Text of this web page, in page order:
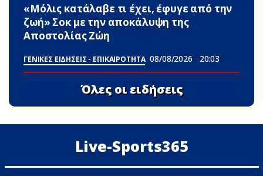
«Μόλις κατάλαβε τι έχει, έφυγε από την
ζωή» Σoκ με την αποκάλυψη της
Αποστολίας Ζώη
ΓΕΝΙΚΕΣ ΕΙΔΗΣΕΙΣ - ΕΠΙΚΑΙΡΟΤΗΤΑ 08/08/2026 20:03
Όλες οι ειδήσεις
Live-Sports365